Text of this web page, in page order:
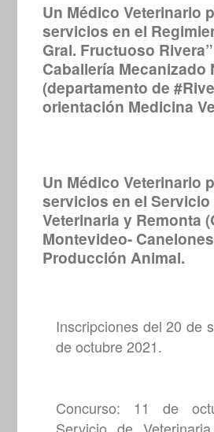
Un Médico Veterinario
servicios en el
Gral. Fructuoso
Caballería Mecanizado
(departamento de
orientación Medicina
Un Médico Veterinario
servicios en el Servicio
Veterinaria y Remonta
Montevideo-
Producción Animal.
Inscripciones del 20 de
de octubre 2021.
Concurso: 11 de